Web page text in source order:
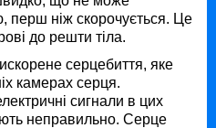
перш ніж скорочується. Це
до решти тіла.
серцебиття, яке
камерах серця.
сигнали в цих
неправильно. Серце